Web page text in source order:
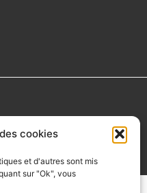
cookies
et d'autres sont mis
sur "Ok", vous